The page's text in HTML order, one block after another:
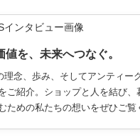
を、未来へつなぐ。
理念、歩み、そしてアンティー
ご紹介。ショップと人を結び、
ための私たちの想いをぜひご覧